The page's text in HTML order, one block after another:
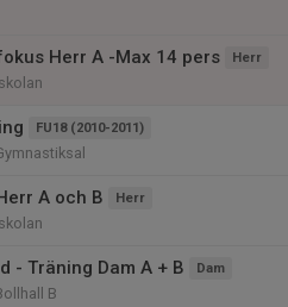
Herr A -Max 14 pers Herr
FU18 (2010-2011)
A och B Herr
- Träning Dam A + B Dam
B